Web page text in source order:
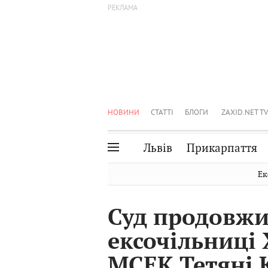
НОВИНИ СТАТТІ БЛОГИ ZAXID.NET TV
Львів Прикарпаття
Волинь
Чернівці
Суд